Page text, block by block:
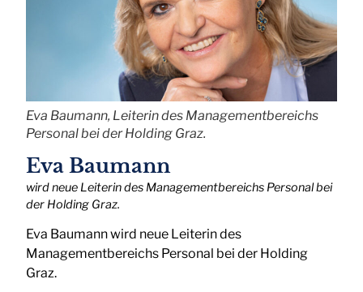
Eva Baumann, Leiterin des Managementbereichs
Personal bei der Holding Graz.
Eva Baumann
wird neue Leiterin des Managementbereichs Personal bei
der Holding Graz.
Eva Baumann wird neue Leiterin des
Managementbereichs Personal bei der Holding
Graz.